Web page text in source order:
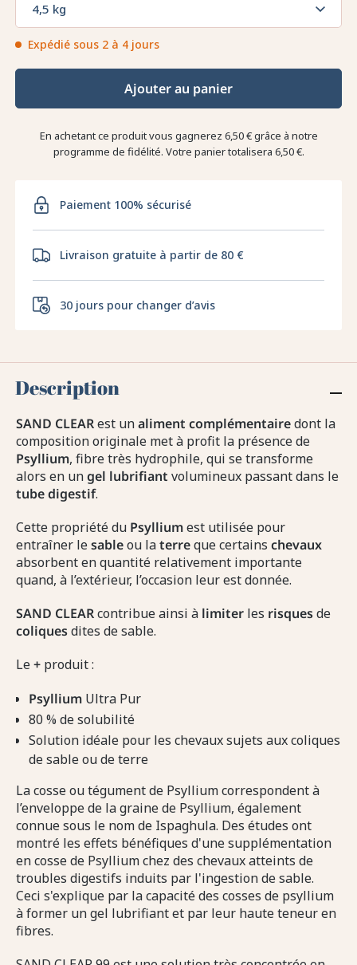
4,5 kg
Expédié sous 2 à 4 jours
Ajouter au panier
En achetant ce produit vous gagnerez 6,50 €grâce à notre
programme de fidélité. Votre panier totalisera 6,50 €.
Paiement 100% sécurisé
Livraison gratuite à partir de 80 €
30 jours pour changer d’avis
Description
SAND CLEARest unaliment complémentairedont la
composition originale met à profit la présence de
Psyllium, fibre très hydrophile, qui se transforme
alors en ungel lubrifiant volumineux passant dans le
tubedigestif.
Cette propriété du Psylliumest utilisée pour
entraîner lesableou laterreque certains chevaux
absorbent en quantité relativement importante
quand, à l’extérieur, l’occasion leur est donnée.
SAND CLEARcontribue ainsi à limiter les risquesde
coliquesdites de sable.
Le+ produit :
Psyllium Ultra Pur
80 % de solubilité
Solution idéale pour les chevaux sujets aux coliques
de sable ou de terre
La cosse ou tégument de Psyllium correspondent à
l’enveloppe de la graine de Psyllium, également
connue sous le nom de Ispaghula. Des études ont
montré les effets bénéfiques d'une supplémentation
en cosse de Psyllium chez des chevaux atteints de
troubles digestifs induits par l'ingestion de sable.
Ceci s'explique par la capacité des cosses de psyllium
à former un gel lubrifiant et par leur haute teneur en
fibres.